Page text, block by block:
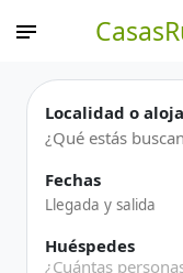
Localidad o
Fechas
Huéspedes
¿Cuántas